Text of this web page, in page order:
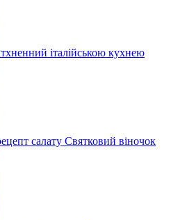
італійською кухнею
салату Святковий віночок